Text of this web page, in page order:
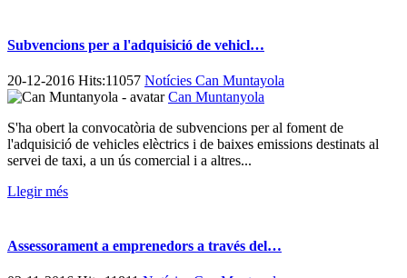
Subvencions per a l'adquisició de vehicl…
20-12-2016 Hits:11057 Notícies Can Muntayola
Can Muntanyola
S'ha obert la convocatòria de subvencions per al foment de
l'adquisició de vehicles elèctrics i de baixes emissions destinats al
servei de taxi, a un ús comercial i a altres...
Llegir més
Assessorament a emprenedors a través del…